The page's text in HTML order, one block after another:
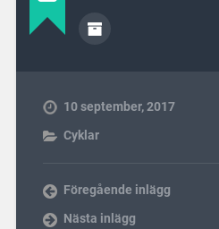
10 september, 2017
Cyklar
Föregående inlägg
Nästa inlägg